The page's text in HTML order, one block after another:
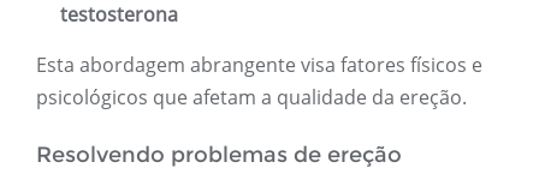
testosterona
Esta abordagem abrangente visa fatores físicos e
psicológicos que afetam a qualidade da ereção.
Resolvendo problemas de ereção